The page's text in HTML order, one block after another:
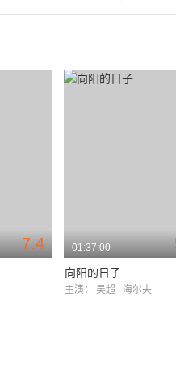
7.4 01:37:00
向阳的日子
主演： 吴超 海尔夫